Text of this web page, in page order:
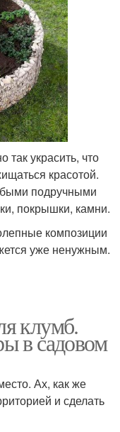
украсить, что
красотой.
подручными
покрышки, камни.
композиции
уже ненужным.
клумб.
в садовом
Ах, как же
и сделать